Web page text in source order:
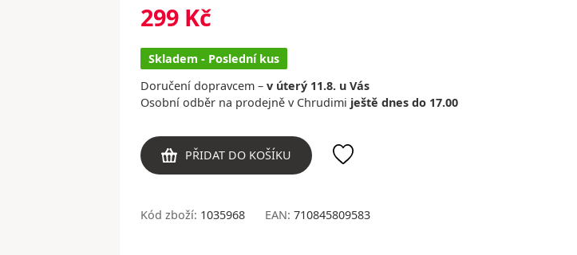
299 Kč
Skladem - Poslední kus
Doručení dopravcem – v úterý 11.8. u Vás
Osobní odběr na prodejně v Chrudimi ještě dnes do 17.00
PŘIDAT DO KOŠÍKU
Kód zboží: 1035968 EAN: 710845809583